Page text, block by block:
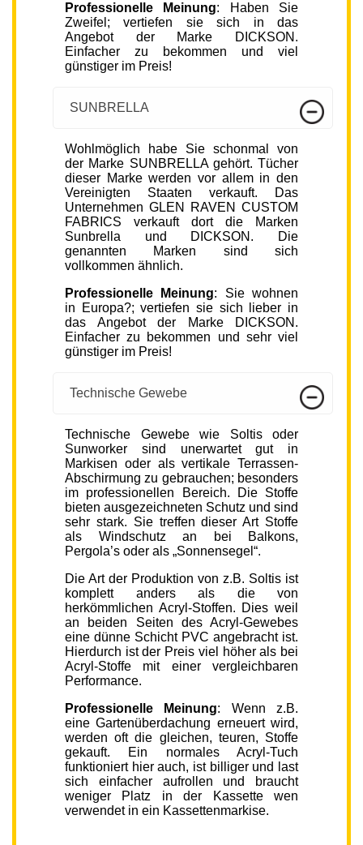
Professionelle Meinung: Haben Sie
Zweifel; vertiefen sie sich in das
Angebot der Marke DICKSON.
Einfacher zu bekommen und viel
günstiger im Preis!
SUNBRELLA
Wohlmöglich habe Sie schonmal von
der Marke SUNBRELLA gehört. Tücher
dieser Marke werden vor allem in den
Vereinigten Staaten verkauft. Das
Unternehmen GLEN RAVEN CUSTOM
FABRICS verkauft dort die Marken
Sunbrella und DICKSON. Die
genannten Marken sind sich
vollkommen ähnlich.
Professionelle Meinung: Sie wohnen
in Europa?; vertiefen sie sich lieber in
das Angebot der Marke DICKSON.
Einfacher zu bekommen und sehr viel
günstiger im Preis!
Technische Gewebe
Technische Gewebe wie Soltis oder
Sunworker sind unerwartet gut in
Markisen oder als vertikale Terrassen-
Abschirmung zu gebrauchen; besonders
im professionellen Bereich. Die Stoffe
bieten ausgezeichneten Schutz und sind
sehr stark. Sie treffen dieser Art Stoffe
als Windschutz an bei Balkons,
Pergola’s oder als „Sonnensegel“.
Die Art der Produktion von z.B. Soltis ist
komplett anders als die von
herkömmlichen Acryl-Stoffen. Dies weil
an beiden Seiten des Acryl-Gewebes
eine dünne Schicht PVC angebracht ist.
Hierdurch ist der Preis viel höher als bei
Acryl-Stoffe mit einer vergleichbaren
Performance.
Professionelle Meinung: Wenn z.B.
eine Gartenüberdachung erneuert wird,
werden oft die gleichen, teuren, Stoffe
gekauft. Ein normales Acryl-Tuch
funktioniert hier auch, ist billiger und last
sich einfacher aufrollen und braucht
weniger Platz in der Kassette wen
verwendet in ein Kassettenmarkise.